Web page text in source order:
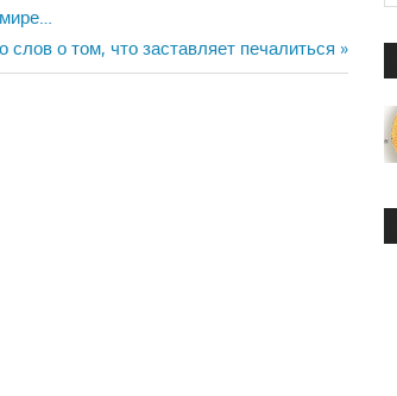
слов о том, что заставляет печалиться